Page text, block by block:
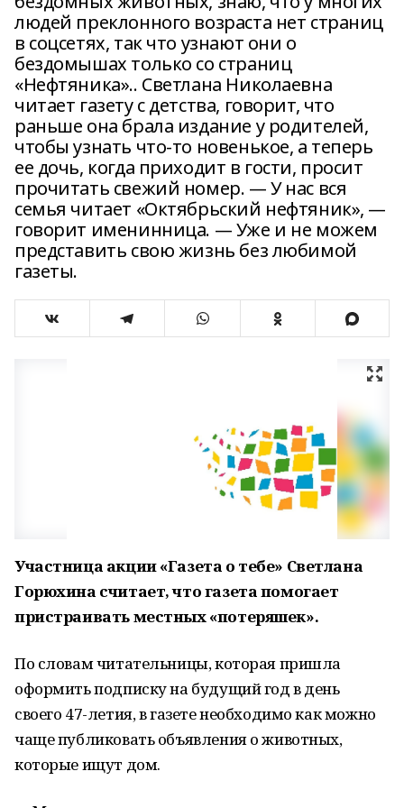
людей преклонного возраста нет страниц
в соцсетях, так что узнают они о
бездомышах только со страниц
«Нефтяника».. Светлана Николаевна
читает газету с детства, говорит, что
раньше она брала издание у родителей,
чтобы узнать что-то новенькое, а теперь
ее дочь, когда приходит в гости, просит
прочитать свежий номер. — У нас вся
семья читает «Октябрьский нефтяник», —
говорит именинница. — Уже и не можем
представить свою жизнь без любимой
газеты.
Участница акции «Газета о тебе» Светлана
Горюхина считает, что газета помогает
пристраивать местных «потеряшек».
По словам читательницы, которая пришла
оформить подписку на будущий год в день
своего 47-летия, в газете необходимо как можно
чаще публиковать объявления о животных,
которые ищут дом.